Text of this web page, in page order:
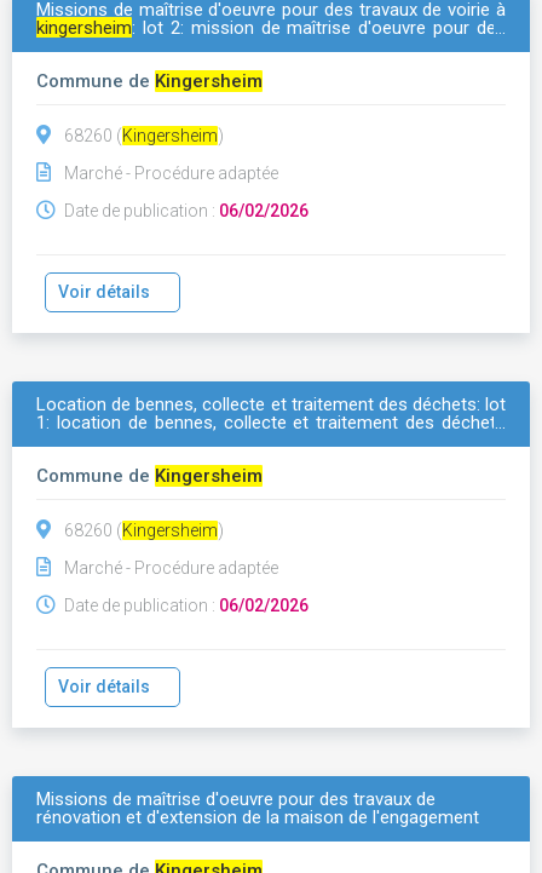
Missions de maîtrise d'oeuvre pour des travaux de voirie à
kingersheim: lot 2: mission de maîtrise d'oeuvre pour des
Commune de Kingersheim
68260 (Kingersheim)
Marché - Procédure adaptée
Date de publication : 06/02/2026
Voir détails
Location de bennes, collecte et traitement des déchets: lot
1: location de bennes, collecte et traitement des déchets
Commune de Kingersheim
68260 (Kingersheim)
Marché - Procédure adaptée
Date de publication : 06/02/2026
Voir détails
Missions de maîtrise d'oeuvre pour des travaux de
rénovation et d'extension de la maison de l'engagement